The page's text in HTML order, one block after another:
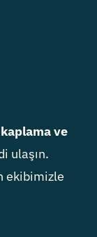
ve
ulaşın.
ekibimizle